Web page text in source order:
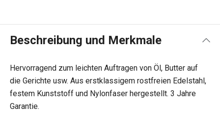
Beschreibung und Merkmale
Hervorragend zum leichten Auftragen von Öl, Butter auf
die Gerichte usw. Aus erstklassigem rostfreien Edelstahl,
festem Kunststoff und Nylonfaser hergestellt. 3 Jahre
Garantie.